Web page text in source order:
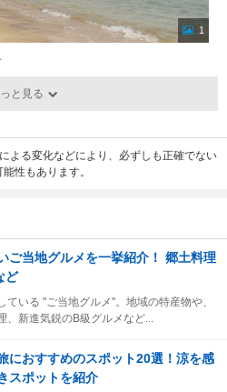
1
と見る
よる変化などにより、必ずしも正確でない
性もあります。
ご当地グルメを一挙紹介！ 郷土料理
ど
ている "ご当地グルメ"。地域の特産物や、
、新進気鋭のB級グルメなど...
におすすめのスポット20選！涼を感
スポットを紹介